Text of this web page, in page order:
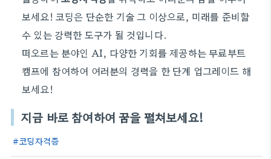
보세요! 코딩은 단순한 기술 그 이상으로, 미래를 준비할
수 있는 강력한 도구가 될 것입니다.
떠오르는 분야인 AI, 다양한 기회를 제공하는 무료부트
캠프에 참여하여 여러분의 경력을 한 단계 업그레이드 해
보세요!
지금 바로 참여하여 꿈을 펼쳐보세요!
코딩자격증